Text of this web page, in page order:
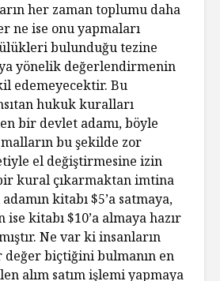
her zaman toplumu daha
ne ise onu yapmaları
bulunduğu tezine
yönelik değerlendirmenin
edemeyecektir. Bu
hukuk kuralları
bir devlet adamı, böyle
bu şekilde zor
el değiştirmesine izin
kural çıkarmaktan imtina
kitabı $5’a satmaya,
kitabı $10’a almaya hazır
Ne var ki insanların
biçtiğini bulmanın en
alım satım işlemi yapmaya